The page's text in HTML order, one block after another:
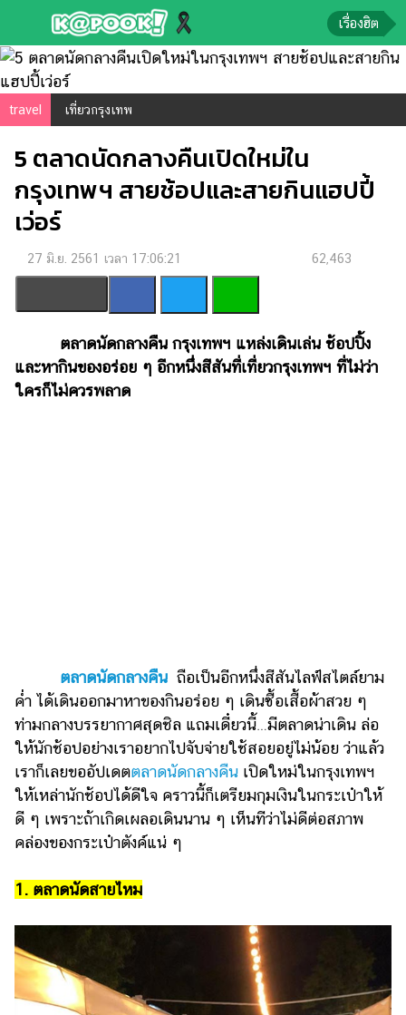
ข่าว-
ความ
รู้
ข่าว
บันเทิง
ตรวจ
หวย
ผล
การ
ละคร
บันเทิง
เกาหลี
ไลฟ์
ไตล์
วง
ผู้ชาย
สุขภาพ
เรื่องฮิต
travel เที่ยวกรุงเทพ
5 ตลาดนัดกลางคืนเปิดใหม่ใน
กรุงเทพฯ สายช้อปและสายกินแฮปปี้
เว่อร์
27 มิ.ย. 2561 เวลา 17:06:21 62,463
ตลาดนัดกลางคืน กรุงเทพฯ แหล่งเดินเล่น ช้อปปิ้ง
และหากินของอร่อย ๆ อีกหนึ่งสีสันที่เที่ยวกรุงเทพฯ ที่ไม่ว่า
ใครก็ไม่ควรพลาด
ตลาดนัดกลางคืน ถือเป็นอีกหนึ่งสีสันไลฟ์สไตล์ยาม
ค่ำ ได้เดินออกมาหาของกินอร่อย ๆ เดินซื้อเสื้อผ้าสวย ๆ
ท่ามกลางบรรยากาศสุดชิล แถมเดี๋ยวนี้…มีตลาดน่าเดิน ล่อ
ให้นักช้อปอย่างเราอยากไปจับจ่ายใช้สอยอยู่ไม่น้อย ว่าแล้ว
เราก็เลยขออัปเดตตลาดนัดกลางคืน เปิดใหม่ในกรุงเทพฯ
ให้เหล่านักช้อปได้ดีใจ คราวนี้ก็เตรียมกุมเงินในกระเป๋าให้
ดี ๆ เพราะถ้าเกิดเผลอเดินนาน ๆ เห็นทีว่าไม่ดีต่อสภาพ
คล่องของกระเป๋าตังค์แน่ ๆ
1. ตลาดนัดสายไหม